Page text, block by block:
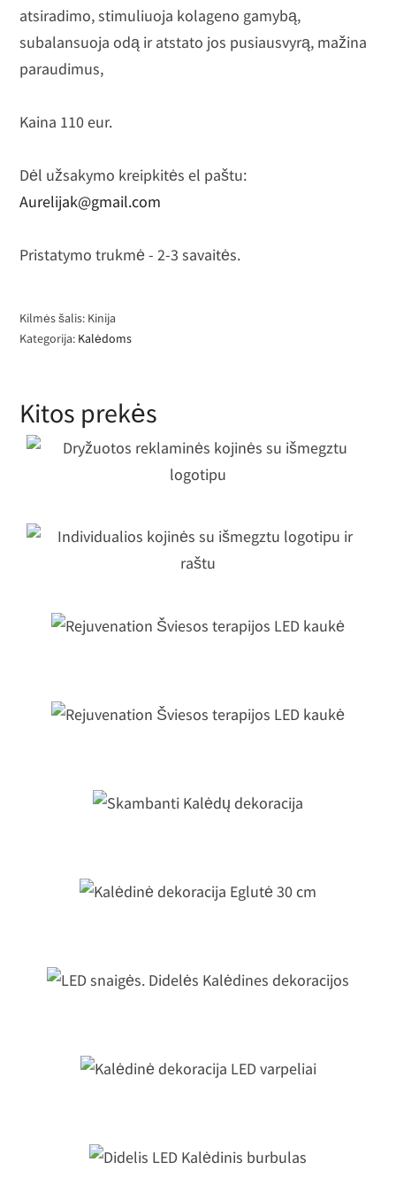
atsiradimo, stimuliuoja kolageno gamybą,
subalansuoja odą ir atstato jos pusiausvyrą, mažina
paraudimus,
Kaina 110 eur.
Dėl užsakymo kreipkitės el paštu:
Aurelijak@gmail.com
Pristatymo trukmė - 2-3 savaitės.
Kilmės šalis: Kinija
Kategorija: Kalėdoms
Kitos prekės
Dryžuotos reklaminės kojinės su
išmegztu logotipu
Individualios kojinės su išmegztu
logotipu ir raštu
Rejuvenation Šviesos terapijos LED
Rejuvenation Šviesos terapijos LED
LED snaigės. Didelės Kalėdines